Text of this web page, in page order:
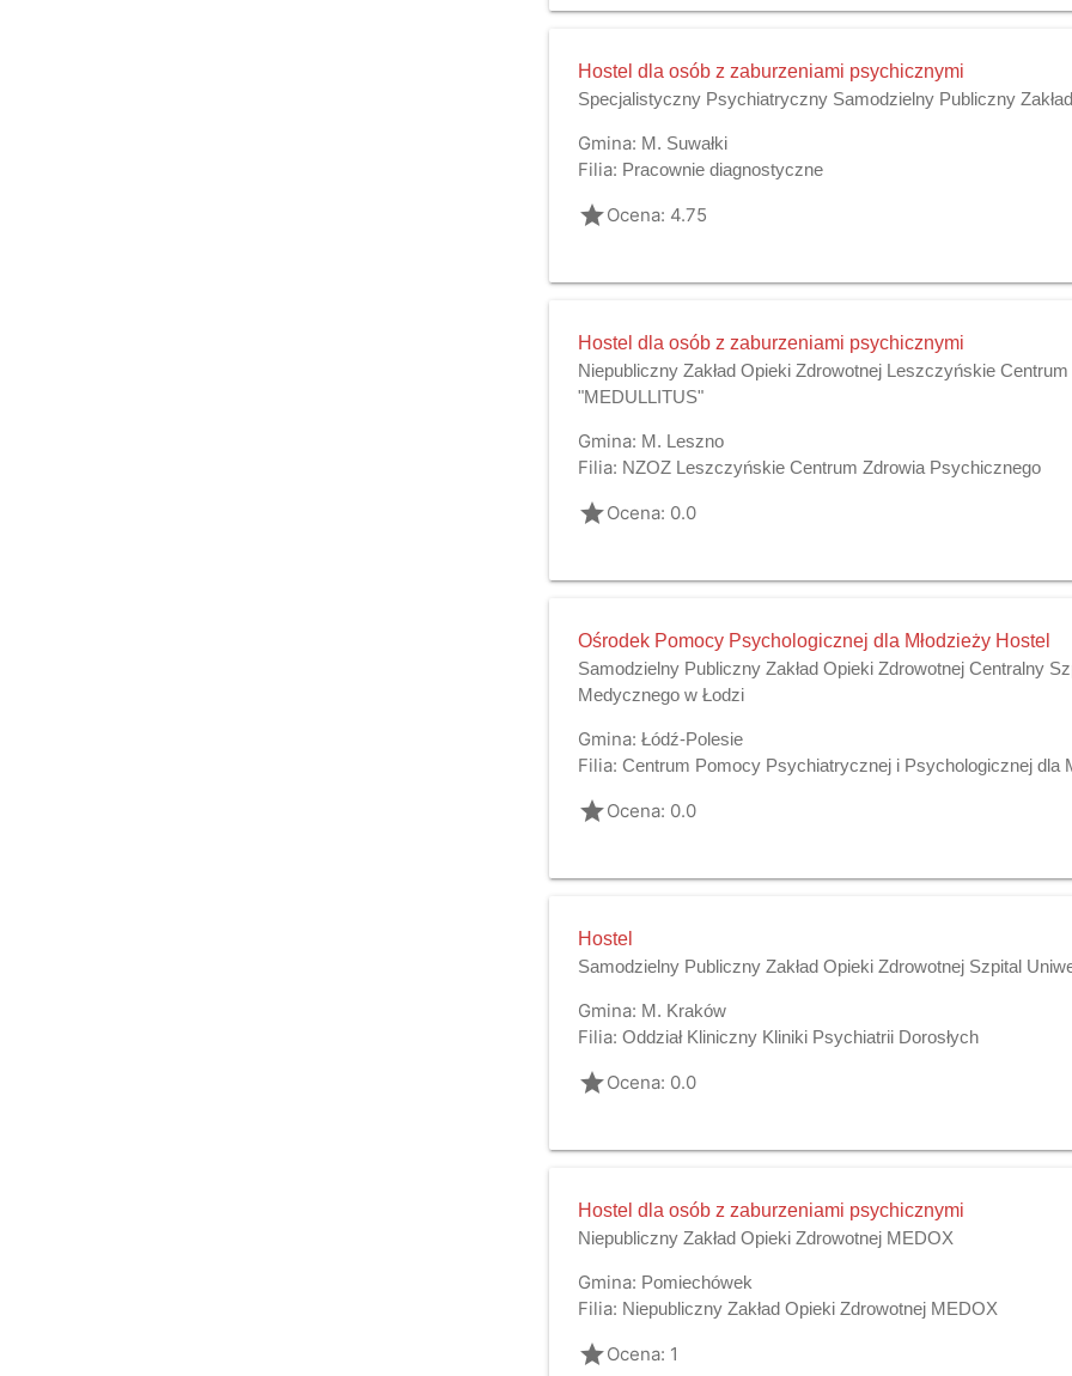
Hostel dla osób z zaburzeniami psychicznymi
Specjalistyczny Psychiatryczny Samodzielny Publiczny
Gmina: M. Suwałki
Filia: Pracownie diagnostyczne
gradeOcena: 4.75
Hostel dla osób z zaburzeniami psychicznymi
Niepubliczny Zakład Opieki Zdrowotnej Leszczyńskie
"MEDULLITUS"
Gmina: M. Leszno
Filia: NZOZ Leszczyńskie Centrum Zdrowia Psychicznego
gradeOcena: 0.0
Ośrodek Pomocy Psychologicznej dla Młodzieży Hostel
Samodzielny Publiczny Zakład Opieki Zdrowotnej Centralny
Medycznego w Łodzi
Gmina: Łódź-Polesie
Filia: Centrum Pomocy Psychiatrycznej i Psychologicznej dla
gradeOcena: 0.0
Hostel
Samodzielny Publiczny Zakład Opieki Zdrowotnej Szpital
Gmina: M. Kraków
Filia: Oddział Kliniczny Kliniki Psychiatrii Dorosłych
gradeOcena: 0.0
Hostel dla osób z zaburzeniami psychicznymi
Niepubliczny Zakład Opieki Zdrowotnej MEDOX
Gmina: Pomiechówek
Filia: Niepubliczny Zakład Opieki Zdrowotnej MEDOX
gradeOcena: 1